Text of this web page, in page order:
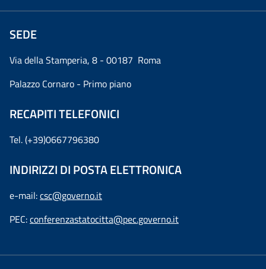
SEDE
Via della Stamperia, 8 - 00187 Roma
Palazzo Cornaro - Primo piano
RECAPITI TELEFONICI
Tel. (+39)0667796380
INDIRIZZI DI POSTA ELETTRONICA
e-mail:csc@governo.it
PEC:conferenzastatocitta@pec.governo.it